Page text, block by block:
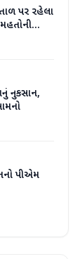
પર રહેલા
મહતોની
નુકસાન,
પીએમ